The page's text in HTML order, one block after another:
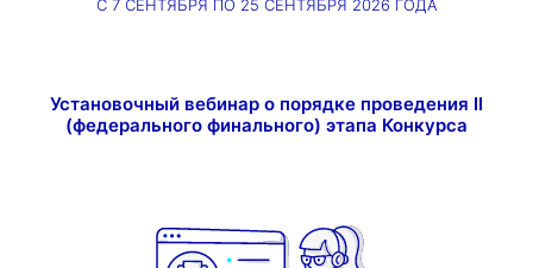
С 7 СЕНТЯБРЯ ПО 25 СЕНТЯБРЯ 2026 ГОДА
Установочный вебинар о порядке проведения II
(федерального финального) этапа Конкурса